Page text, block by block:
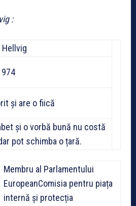
:
Hellvig
și are o fiică
și o vorbă bună nu costă
pot schimba o țară.
Membru al Parlamentului
EuropeanComisia pentru piața
internă și protecția